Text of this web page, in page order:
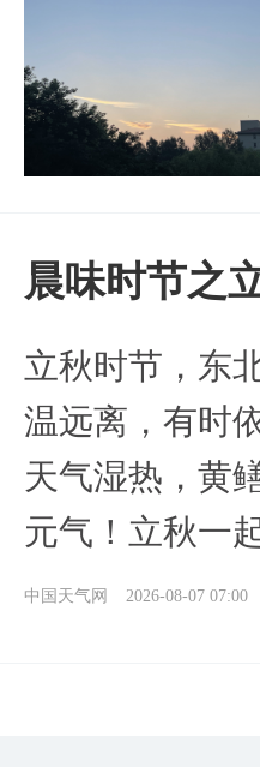
晨味时节之
立秋时节，东
温远离，有时
天气湿热，黄
元气！立秋一
中国天气网 2026-08-07 07:00